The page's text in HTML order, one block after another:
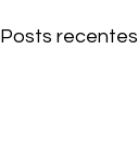
Posts recentes